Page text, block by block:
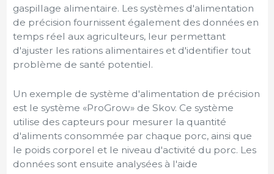
gaspillage alimentaire. Les systèmes d'alimentation
de précision fournissent également des données en
temps réel aux agriculteurs, leur permettant
d'ajuster les rations alimentaires et d'identifier tout
problème de santé potentiel.
Un exemple de système d'alimentation de précision
est le système «ProGrow» de Skov. Ce système
utilise des capteurs pour mesurer la quantité
d'aliments consommée par chaque porc, ainsi que
le poids corporel et le niveau d'activité du porc. Les
données sont ensuite analysées à l'aide